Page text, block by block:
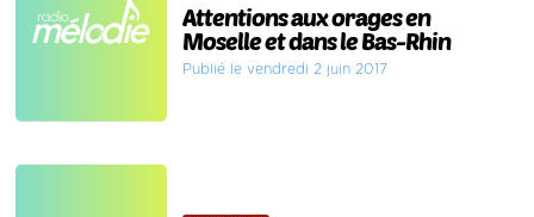
Attentions aux orages en
Moselle et dans le Bas-Rhin
Publié le vendredi 2 juin 2017